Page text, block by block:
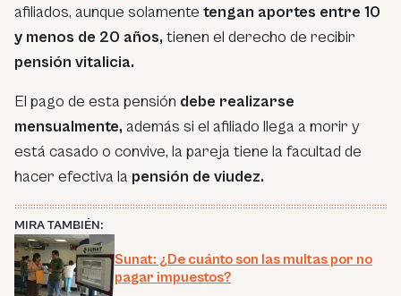
afiliados, aunque solamente tengan aportes entre 10
y menos de 20 años, tienen el derecho de recibir
pensión vitalicia.
El pago de esta pensión debe realizarse
mensualmente, además si el afiliado llega a morir y
está casado o convive, la pareja tiene la facultad de
hacer efectiva la pensión de viudez.
MIRA TAMBIÉN:
Sunat: ¿De cuánto son las multas por no
pagar impuestos?